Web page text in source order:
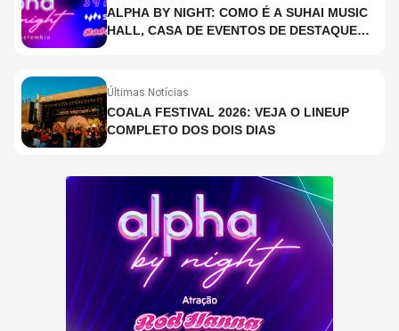
ALPHA BY NIGHT: COMO É A SUHAI MUSIC
HALL, CASA DE EVENTOS DE DESTAQUE
Últimas Notícias
COALA FESTIVAL 2026: VEJA O LINEUP
COMPLETO DOS DOIS DIAS